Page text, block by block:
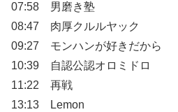
07:58 男磨き塾
08:47 肉厚クルルヤック
09:27 モンハンが好きだから
10:39 自認公認オロミドロ
11:22 再戦
13:13 Lemon